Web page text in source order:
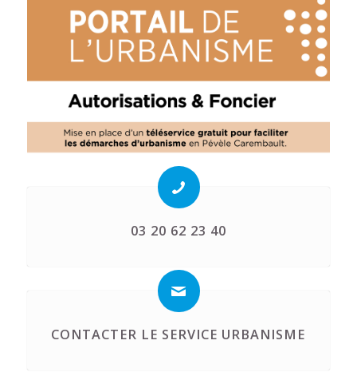
03 20 62 23 40
CONTACTER LE SERVICE URBANISME